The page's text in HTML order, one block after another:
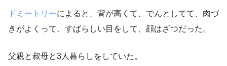
ドミートリーによると、背が高くて、でんとしてて、肉づ
きがよくって、すばらしい目をして、顔はざつだった。
父親と叔母と3人暮らしをしていた。